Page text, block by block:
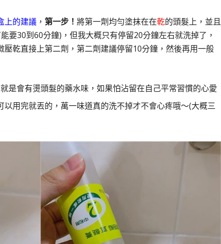
上的建議 ， 第一步！ 將第一劑均勻塗抹在在乾的頭髮上，並且
要30到60分鐘)，但我大概只有停留20分鐘左右就洗掉了，
壓乾直接上第二劑，第二劑建議停留10分鐘，然後再用一般
是會有燙頭髮的藥水味，如果怕沾留在自己平常習慣的心愛
用完就丟的，萬一味道真的洗不掉才不會心疼哦～(大概三